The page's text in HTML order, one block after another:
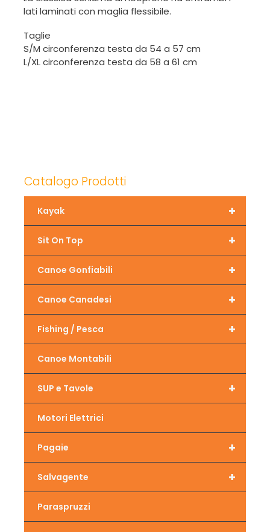
lati laminati con maglia flessibile.
Taglie
S/M circonferenza testa da 54 a 57 cm
L/XL circonferenza testa da 58 a 61 cm
Catalogo Prodotti
+
Kayak
+
Sit On Top
+
Canoe Gonfiabili
+
Canoe Canadesi
+
Fishing / Pesca
Canoe Montabili
+
SUP e Tavole
Motori Elettrici
+
Pagaie
+
Salvagente
Paraspruzzi